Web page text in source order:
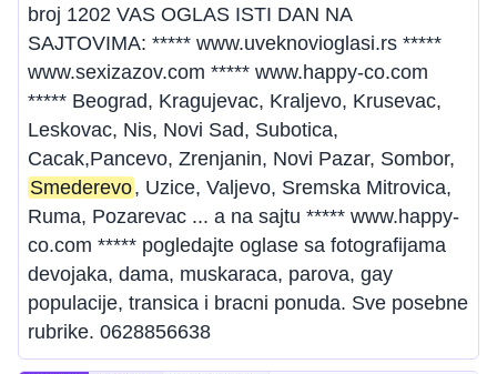
broj 1202 VAS OGLAS ISTI DAN NA
SAJTOVIMA: ***** www.uveknovioglasi.rs *****
www.sexizazov.com ***** www.happy-co.com
***** Beograd, Kragujevac, Kraljevo, Krusevac,
Leskovac, Nis, Novi Sad, Subotica,
Cacak,Pancevo, Zrenjanin, Novi Pazar, Sombor,
Smederevo, Uzice, Valjevo, Sremska Mitrovica,
Ruma, Pozarevac ... a na sajtu ***** www.happy-
co.com ***** pogledajte oglase sa fotografijama
devojaka, dama, muskaraca, parova, gay
populacije, transica i bracni ponuda. Sve posebne
rubrike. 0628856638